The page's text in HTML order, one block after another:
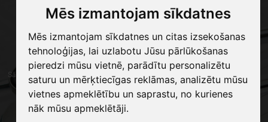
Mēs izmantojam sīkdatnes
Mēs izmantojam sīkdatnes un citas izsekošanas
tehnoloģijas, lai uzlabotu Jūsu pārlūkošanas
pieredzi mūsu vietnē, parādītu personalizētu
saturu un mērķtiecīgas reklāmas, analizētu mūsu
vietnes apmeklētību un saprastu, no kurienes
nāk mūsu apmeklētāji.
Sākums Speciālisti Ginekologs
Ginekologs